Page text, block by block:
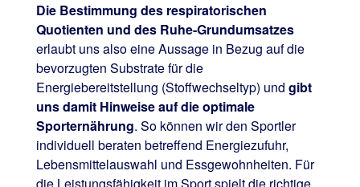
Die Bestimmung des respiratorischen
Quotienten und des Ruhe-Grundumsatzes
erlaubt uns also eine Aussage in Bezug auf die
bevorzugten Substrate für die
Energiebereitstellung (Stoffwechseltyp) und gibt
uns damit Hinweise auf die optimale
Sporternährung. So können wir den Sportler
individuell beraten betreffend Energiezufuhr,
Lebensmittelauswahl und Essgewohnheiten. Für